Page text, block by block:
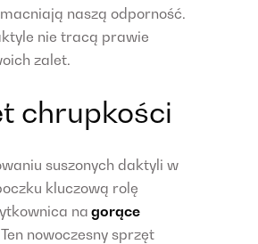
naszą odporność.
nie tracą prawie
zalet.
chrupkości
suszonych daktyli w
kluczową rolę
na gorące
nowoczesny sprzęt